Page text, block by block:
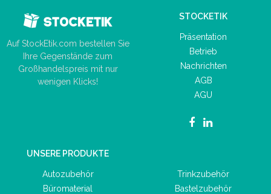
Auf StockEtik.com bestellen Sie
Ihre Gegenstände zum
Großhandelspreis mit nur
wenigen Klicks!
STOCKETIK
Präsentation
Betrieb
Nachrichten
AGB
AGU
UNSERE PRODUKTE
Autozubehör
Büromaterial
Trinkzubehör
Bastelzubehör